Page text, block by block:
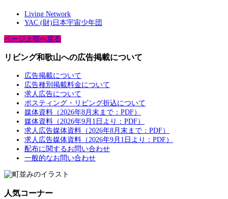
Living Network
YAC (財)日本宇宙少年団
ページ上部へ戻る
リビング和歌山への広告掲載について
広告掲載について
広告種別掲載料金について
求人広告について
ポスティング・リビング折込について
媒体資料（2026年8月末まで：PDF）
媒体資料（2026年9月1日より：PDF）
求人広告媒体資料（2026年8月末まで：PDF）
求人広告媒体資料（2026年9月1日より：PDF）
配布に関するお問い合わせ
一般的なお問い合わせ
人気コーナー